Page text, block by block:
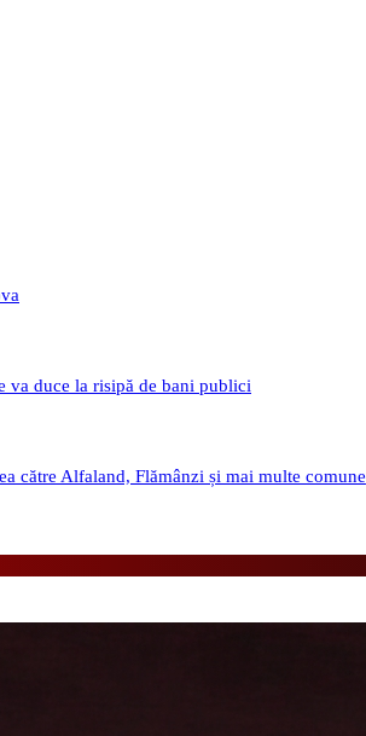
va duce la risipă de bani publici
către Alfaland, Flămânzi și mai multe comune